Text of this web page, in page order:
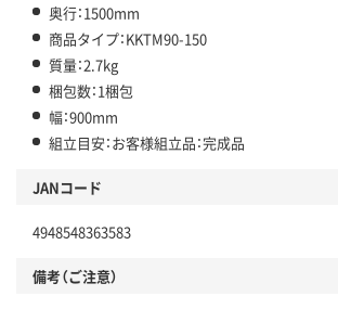
奥行：1500mm
商品タイプ：KKTM90-150
質量：2.7kg
梱包数：1梱包
幅：900mm
組立目安：お客様組立品：完成品
JANコード
4948548363583
備考（ご注意）